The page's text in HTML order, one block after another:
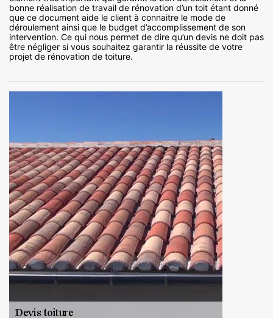
bonne réalisation de travail de rénovation d’un toit étant donné
que ce document aide le client à connaitre le mode de
déroulement ainsi que le budget d’accomplissement de son
intervention. Ce qui nous permet de dire qu’un devis ne doit pas
être négliger si vous souhaitez garantir la réussite de votre
projet de rénovation de toiture.